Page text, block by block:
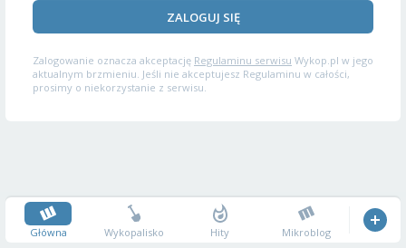
ZALOGUJ SIĘ
Zalogowanie oznacza akceptację Regulaminu serwisu Wykop.pl w jego
aktualnym brzmieniu. Jeśli nie akceptujesz Regulaminu w całości,
prosimy o niekorzystanie z serwisu.
Główna Wykopalisko Hity Mikroblog